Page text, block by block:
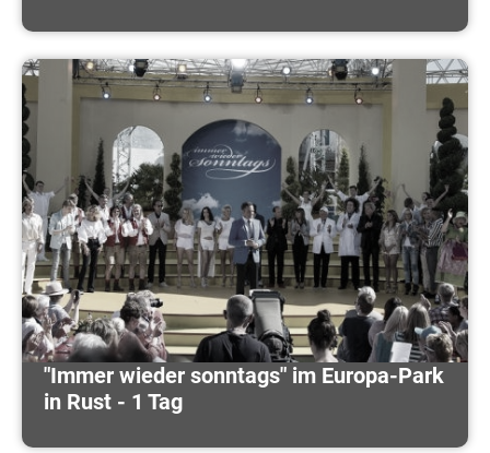
"Immer wieder sonntags" im Europa-Park
in Rust - 1 Tag